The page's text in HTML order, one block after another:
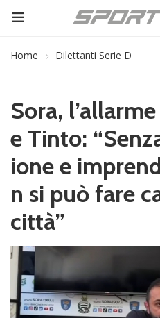
Home Dilettanti Serie D
Sora,
e Tinto:
ione e
n si può fare
città”